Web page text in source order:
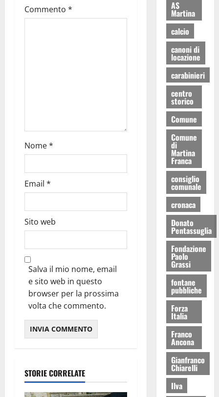
Commento *
Nome*
Email *
Sito web
Salva il mio nome, email
e sito web in questo
browser per la prossima
volta che commento.
STORIE CORRELATE
AS
Martina
calcio
canoni di
locazione
carabinieri
centro
storico
Comune
Comune
di
Martina
Franca
consiglio
comunale
cronaca
Donato
Pentassuglia
Fondazione
Paolo
Grassi
fontane
pubbliche
Forza
Italia
Franco
Ancona
Gianfranco
Chiarelli
Ilva